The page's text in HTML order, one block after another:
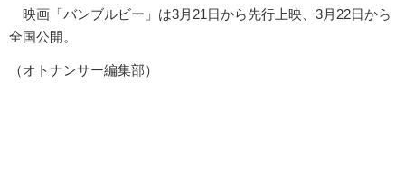
映画「バンブルビー」は3月21日から先行上映、3月22日から
全国公開。
（オトナンサー編集部）